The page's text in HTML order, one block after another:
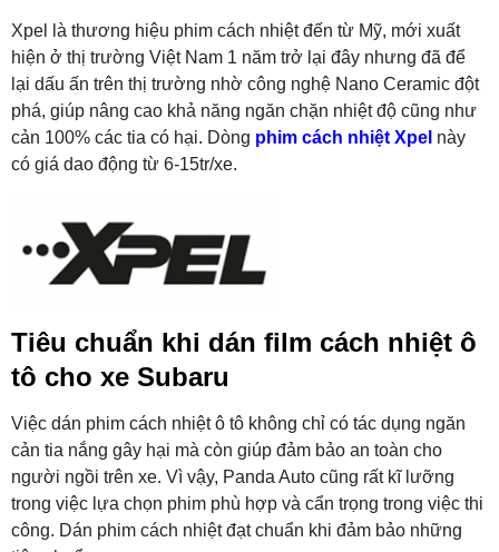
Xpel là thương hiệu phim cách nhiệt đến từ Mỹ, mới xuất
hiện ở thị trường Việt Nam 1 năm trở lại đây nhưng đã để
lại dấu ấn trên thị trường nhờ công nghệ Nano Ceramic đột
phá, giúp nâng cao khả năng ngăn chặn nhiệt độ cũng như
cản 100% các tia có hại. Dòng phim cách nhiệt Xpel này
có giá dao động từ 6-15tr/xe.
Tiêu chuẩn khi dán film cách nhiệt ô
tô cho xe Subaru
Việc dán phim cách nhiệt ô tô không chỉ có tác dụng ngăn
cản tia nắng gây hại mà còn giúp đảm bảo an toàn cho
người ngồi trên xe. Vì vậy, Panda Auto cũng rất kĩ lưỡng
trong việc lựa chọn phim phù hợp và cẩn trọng trong việc thi
công. Dán phim cách nhiệt đạt chuẩn khi đảm bảo những